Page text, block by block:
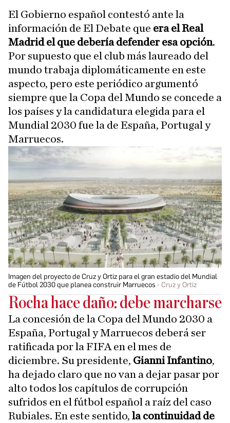
El Gobierno español contestó ante la
información de El Debate que era el Real
Madrid el que debería defender esa opción.
Por supuesto que el club más laureado del
mundo trabaja diplomáticamente en este
aspecto, pero este periódico argumentó
siempre que la Copa del Mundo se concede a
los países y la candidatura elegida para el
Mundial 2030 fue la de España, Portugal y
Marruecos.
Imagen del proyecto de Cruz y Ortiz para el gran estadio del Mundial
de Fútbol 2030 que planea construir Marruecos
Cruz y Ortiz
Rocha hace daño: debe marcharse
La concesión de la Copa del Mundo 2030 a
España, Portugal y Marruecos deberá ser
ratificada por la FIFA en el mes de
diciembre. Su presidente, Gianni Infantino,
ha dejado claro que no van a dejar pasar por
alto todos los capítulos de corrupción
sufridos en el fútbol español a raíz del caso
Rubiales. En este sentido, la continuidad de